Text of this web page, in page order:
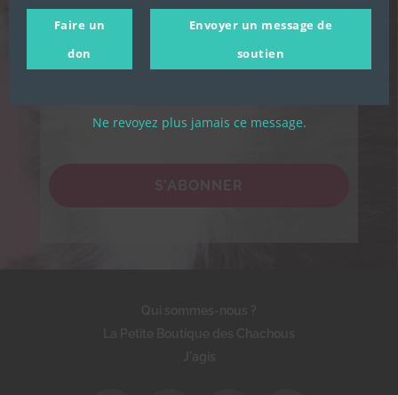
Chachous.
En cochant cette case, j'accepte de recevoir par email les
actualités de l'association et j'accepte la Politique de
Faire un
don
Envoyer un message de
soutien
Ne revoyez plus jamais ce message.